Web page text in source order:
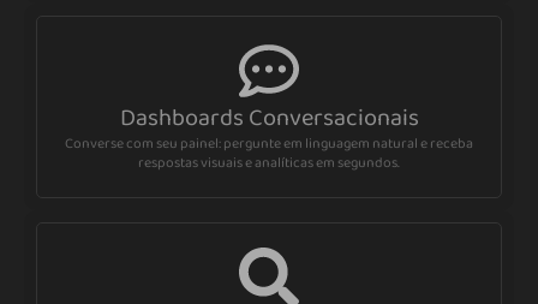
Dashboards Conversacionais
Converse com seu painel: pergunte em linguagem natural e receba
respostas visuais e analíticas em segundos.